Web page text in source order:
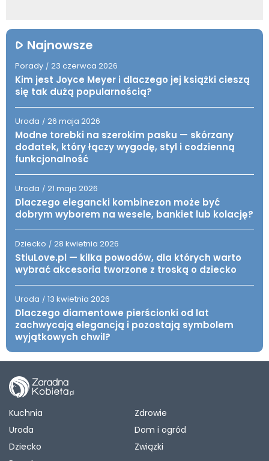
Najnowsze
Porady / 23 czerwca 2026
Kim jest Joyce Meyer i dlaczego jej książki cieszą
się tak dużą popularnością?
Uroda / 26 maja 2026
Modne torebki na szerokim pasku — skórzany
dodatek, który łączy wygodę, styl i codzienną
funkcjonalność
Uroda / 21 maja 2026
Dlaczego elegancki kombinezon może być
dobrym wyborem na wesele, bankiet lub kolację?
Dziecko / 28 kwietnia 2026
StiuLove.pl — kilka powodów, dla których warto
wybrać akcesoria tworzone z troską o dziecko
Uroda / 13 kwietnia 2026
Dlaczego diamentowe pierścionki od lat
zachwycają elegancją i pozostają symbolem
wyjątkowych chwil?
Kuchnia
Zdrowie
Uroda
Dom i ogród
Dziecko
Związki